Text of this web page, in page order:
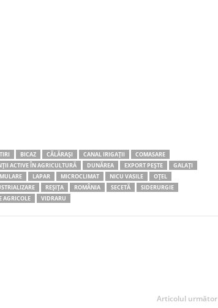
BICAZ CĂLĂRAȘI CANAL IRIGAȚII
COMASARE
ACTIVE ÎN AGRICULTURĂ DUNĂREA EXPORT PEȘTE
GALAȚI
LAPAR MICROCLIMAT NICU VASILE
OȚEL
REȘIȚA ROMÂNIA SECETĂ
SIDERURGIE
AGRICOLE VIDRARU
Articolul următor